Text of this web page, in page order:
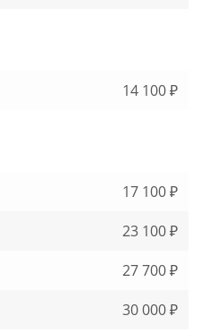
14 100 ₽
17 100 ₽
23 100 ₽
27 700 ₽
30 000 ₽